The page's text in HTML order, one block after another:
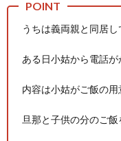
いきなり円高 (7/30)
【セール】Apple
人体の中身が左右非
可愛い彼女が部屋に
Powered by livedoor 相
うちは義両親と同居し
ある日小姑から電話が
内容は小姑がご飯の
旦那と子供の分のご